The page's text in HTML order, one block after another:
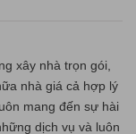
xây nhà trọn gói,
nhà giá cả hợp lý
mang đến sự hài
dịch vụ và luôn